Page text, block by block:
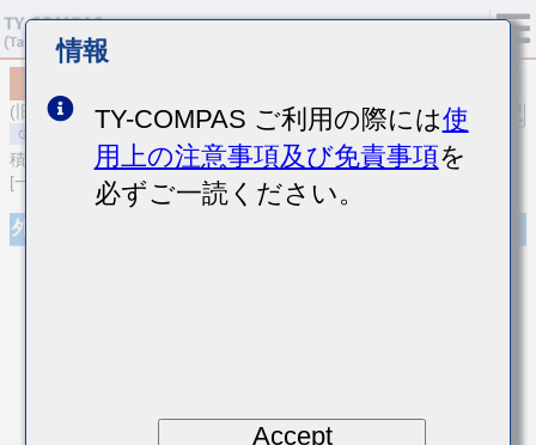
(旧品番 TMK021CH5R3DK-W)
積層セラミックコンデンサ
[一般用 積層セラミックコンデンサ (温度補償用)]
外観
情報
TY-COMPAS ご利用の際には使
用上の注意事項及び免責事項を
必ずご一読ください。
Accept